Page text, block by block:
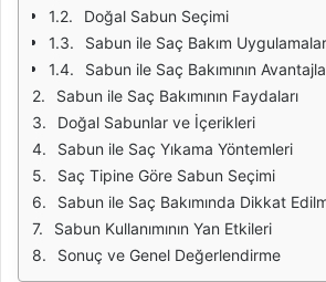
Doğal Sabun Seçimi
Sabun ile Saç Bakım
Sabun ile Saç Bakımının
Sabun ile Saç Bakımının Faydaları
Doğal Sabunlar ve İçerikleri
Sabun ile Saç Yıkama Yöntemleri
Saç Tipine Göre Sabun Seçimi
Sabun ile Saç Bakımında Dikkat
Sabun Kullanımının Yan Etkileri
Sonuç ve Genel Değerlendirme